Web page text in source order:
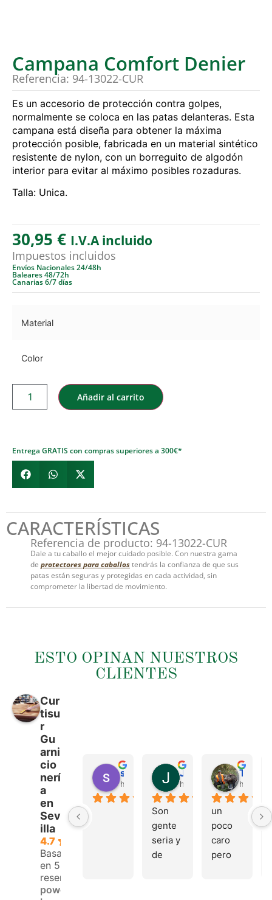
Campana Comfort Denier
Referencia: 94-13022-CUR
Es un accesorio de protección contra golpes,
normalmente se coloca en las patas delanteras. Esta
campana está diseña para obtener la máxima
protección posible, fabricada en un material sintético
resistente de nylon, con un borreguito de algodón
interior para evitar al máximo posibles rozaduras.
Talla: Unica.
30,95 € I.V.A incluido
Impuestos incluidos
Envíos Nacionales 24/48h
Baleares 48/72h
Canarias 6/7 días
Material
Color
Añadir al carrito
Entrega GRATIS con compras superiores a 300€*
CARACTERÍSTICAS
Referencia de producto: 94-13022-CUR
Dale a tu caballo el mejor cuidado posible. Con nuestra gama
de protectores para caballostendrás la confianza de que sus
patas están seguras y protegidas en cada actividad, sin
comprometer la libertad de movimiento.
ESTO OPINAN NUESTROS
CLIENTES
Cur
tisu
r
Gu
arni
cio
nerí
a
en
Sev
illa
4.7
Basado
en 53
reseñas.
powered
hace 4 meses hace 4 meses
Son
gente
seria y
de
hace 4
un
poco
caro
pero